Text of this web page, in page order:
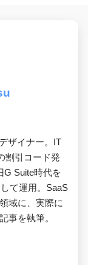
ザイナー。IT
割引コード発
G Suite時代を
て運用。SaaS
域に、実際に
事を執筆。